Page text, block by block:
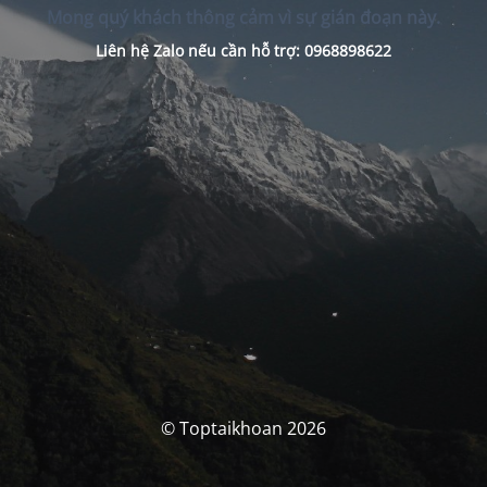
Mong quý khách thông cảm vì sự gián đoạn này.
Liên hệ Zalo nếu cần hỗ trợ: 0968898622
© Toptaikhoan 2026